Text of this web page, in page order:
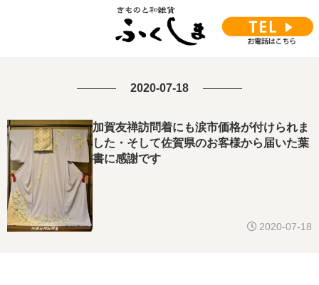
2020-07-18
加賀友禅訪問着にも涙市価格が付けられま
した・そして佐賀県のお客様から届いた葉
書に感謝です
2020-07-18